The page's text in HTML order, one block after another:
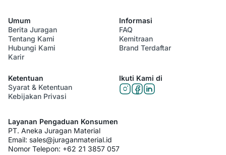
Umum
Berita Juragan
Tentang Kami
Hubungi Kami
Karir
Informasi
FAQ
Kemitraan
Brand Terdaftar
Ketentuan
Syarat & Ketentuan
Kebijakan Privasi
Ikuti Kami di
Layanan Pengaduan Konsumen
PT. Aneka Juragan Material
Email: sales@juraganmaterial.id
Nomor Telepon: +62 21 3857 057